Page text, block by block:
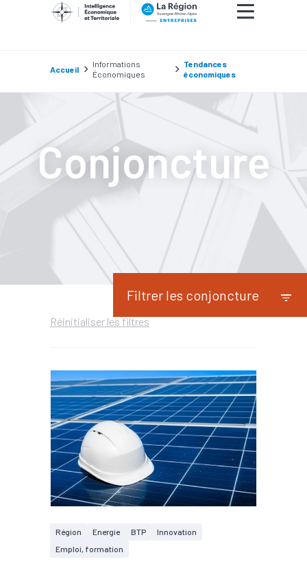
Accueil
Informations
Économiques
Tendances
économiques
Conjoncture
Filtrer les conjoncture
Réinitialiser les filtres
Région Energie BTP
Innovation
Emploi, formation